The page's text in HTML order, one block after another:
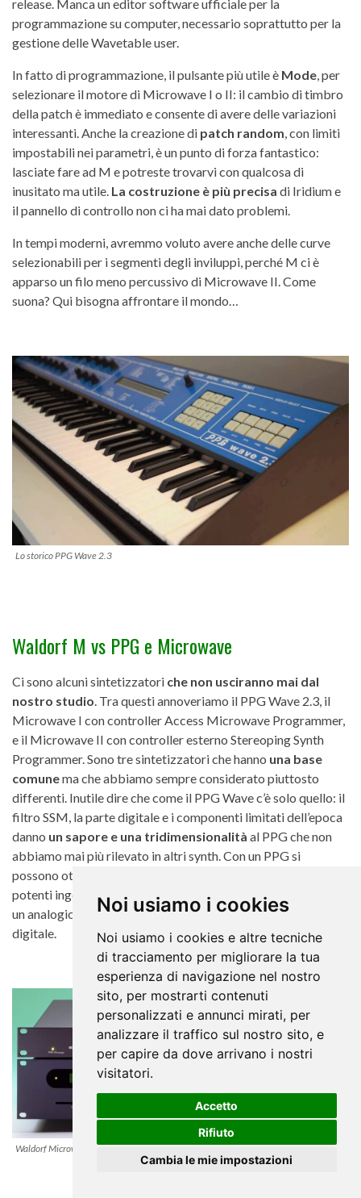
Noi usiamo i cookies
Noi usiamo i cookies e altre tecniche
di tracciamento per migliorare la tua
esperienza di navigazione nel nostro
sito, per mostrarti contenuti
personalizzati e annunci mirati, per
analizzare il traffico sul nostro sito, e
per capire da dove arrivano i nostri
visitatori.
Accetto
Rifiuto
Cambia le mie impostazioni
release. Manca un editor software ufficiale per la
programmazione su computer, necessario soprattutto per la
gestione delle Wavetable user.
In fatto di programmazione, il pulsante più utile è Mode, per
selezionare il motore di Microwave I o II: il cambio di timbro
della patch è immediato e consente di avere delle variazioni
interessanti. Anche la creazione di patch random, con limiti
impostabili nei parametri, è un punto di forza fantastico:
lasciate fare ad M e potreste trovarvi con qualcosa di
inusitato ma utile. La costruzione è più precisa di Iridium e
il pannello di controllo non ci ha mai dato problemi.
In tempi moderni, avremmo voluto avere anche delle curve
selezionabili per i segmenti degli inviluppi, perché M ci è
apparso un filo meno percussivo di Microwave II. Come
suona? Qui bisogna affrontare il mondo…
Lo storico PPG Wave 2.3
Waldorf M vs PPG e Microwave
Ci sono alcuni sintetizzatori che non usciranno mai dal
nostro studio. Tra questi annoveriamo il PPG Wave 2.3, il
Microwave I con controller Access Microwave Programmer,
e il Microwave II con controller esterno Stereoping Synth
Programmer. Sono tre sintetizzatori che hanno una base
comunema che abbiamo sempre considerato piuttosto
differenti. Inutile dire che come il PPG Wave c’è solo quello: il
filtro SSM, la parte digitale e i componenti limitati dell’epoca
danno un sapore e una tridimensionalità al PPG che non
abbiamo mai più rilevato in altri synth. Con un PPG si
possono ottenere suonini digitali insulsi come Pad e Lead
potenti ingombranti e che si collocano tra un synth digitale e
un analogico. Tutto sta nel bilanciare i filtri con la parte
digitale.
Waldorf Microwave I